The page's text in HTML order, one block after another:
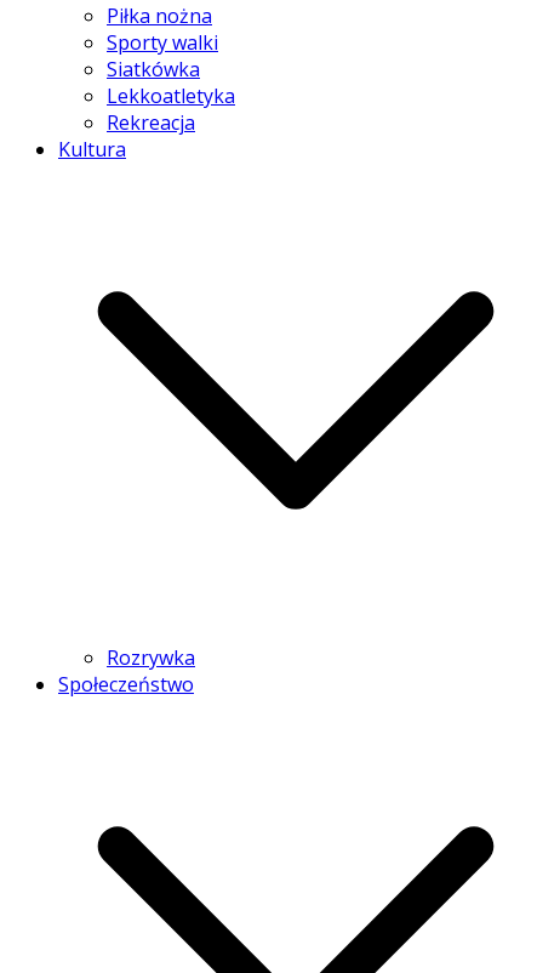
Piłka nożna
Sporty walki
Siatkówka
Lekkoatletyka
Rekreacja
Kultura
Rozrywka
Społeczeństwo